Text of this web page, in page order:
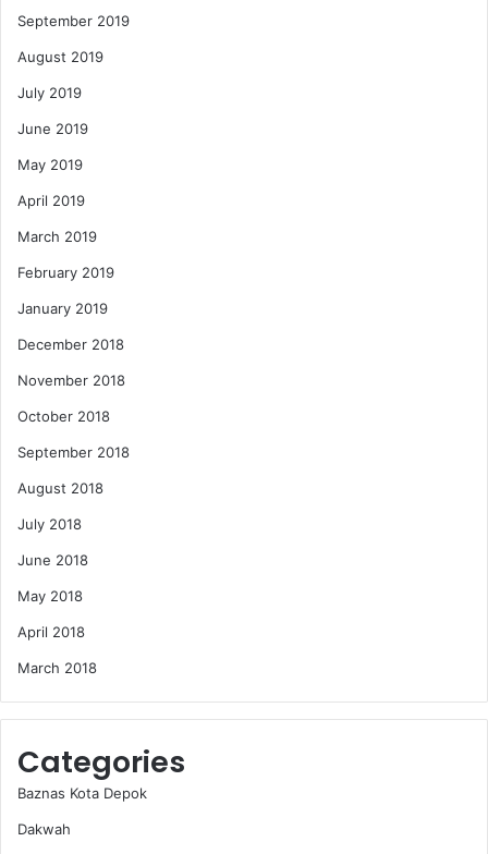
September 2019
August 2019
July 2019
June 2019
May 2019
April 2019
March 2019
February 2019
January 2019
December 2018
November 2018
October 2018
September 2018
August 2018
July 2018
June 2018
May 2018
April 2018
March 2018
Categories
Baznas Kota Depok
Dakwah